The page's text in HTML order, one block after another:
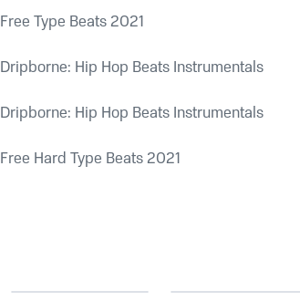
Free Type Beats 2021
Dripborne: Hip Hop Beats Instrumentals
Dripborne: Hip Hop Beats Instrumentals
Free Hard Type Beats 2021